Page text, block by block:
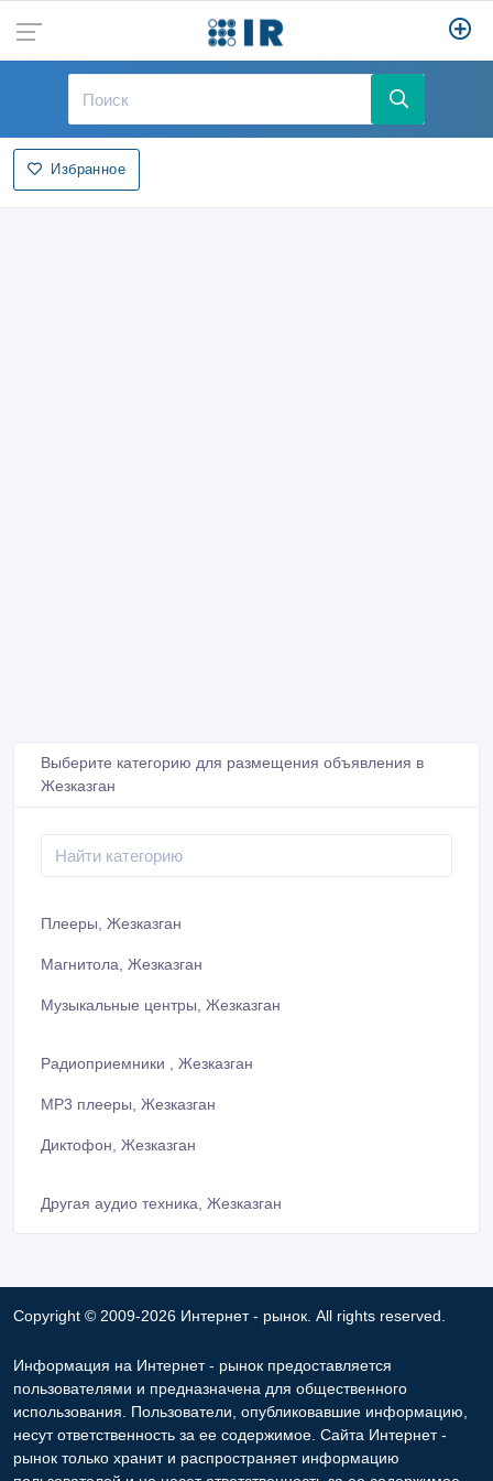
Избранное
Выберите категорию для размещения объявления в
Жезказган
Плееры, Жезказган
Магнитола, Жезказган
Музыкальные центры, Жезказган
Радиоприемники , Жезказган
МР3 плееры, Жезказган
Диктофон, Жезказган
Другая аудио техника, Жезказган
Copyright © 2009-2026 Интернет - рынок. All rights reserved.
Информация на Интернет - рынок предоставляется
пользователями и предназначена для общественного
использования. Пользователи, опубликовавшие информацию,
несут ответственность за ее содержимое. Сайта Интернет -
рынок только хранит и распространяет информацию